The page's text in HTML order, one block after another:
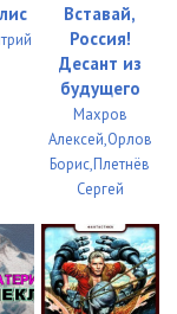
Вставай,
Россия!
Десант из
будущего
Махров
Алексей,Орлов
Борис,Плетнёв
Сергей